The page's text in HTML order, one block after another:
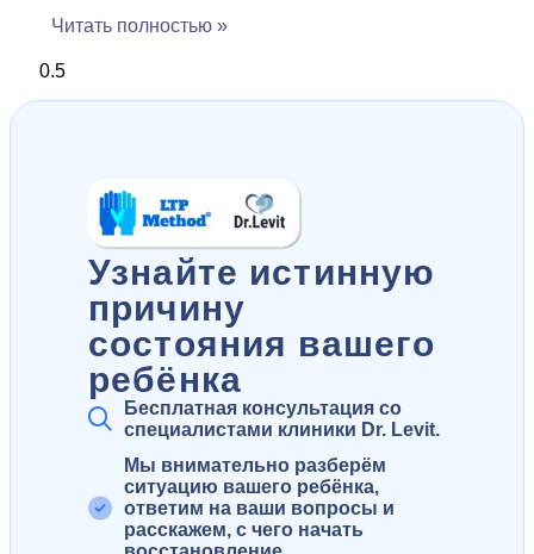
Читать полностью »
Узнайте истинную
причину
состояния вашего
ребёнка
Бесплатная консультация со
специалистами клиники Dr. Levit.
Мы внимательно разберём
ситуацию вашего ребёнка,
ответим на ваши вопросы и
расскажем, с чего начать